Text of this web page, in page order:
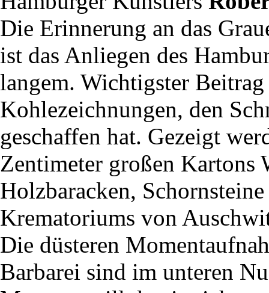
Die Erinnerung an das
ist das Anliegen des
langem. Wichtigster
Kohlezeichnungen, den
geschaffen hat. Gezeigt
Zentimeter großen Kartons
Holzbaracken,
Krematoriums von
Die düsteren
Barbarei sind im unteren